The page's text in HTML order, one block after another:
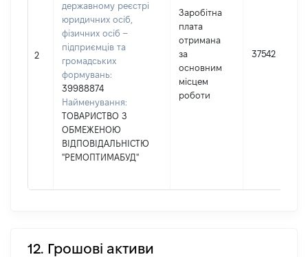
2
державному реєстрі
юридичних осіб,
фізичних осіб –
підприємців та
громадських
формувань:
39988874
Найменування:
ТОВАРИСТВО З
ОБМЕЖЕНОЮ
ВІДПОВІДАЛЬНІСТЮ
"РЕМОПТИМАБУД"
Заробітна
плата
отримана
за
основним
місцем
роботи
37542
12. Грошові активи